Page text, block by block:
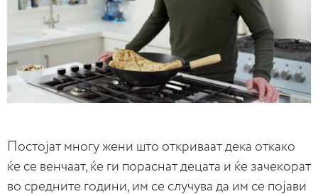
Постојат многу жени што откриваат дека откако
ќе се венчаат, ќе ги пораснат децата и ќе зачекорат
во средните години, им се случува да им се појави